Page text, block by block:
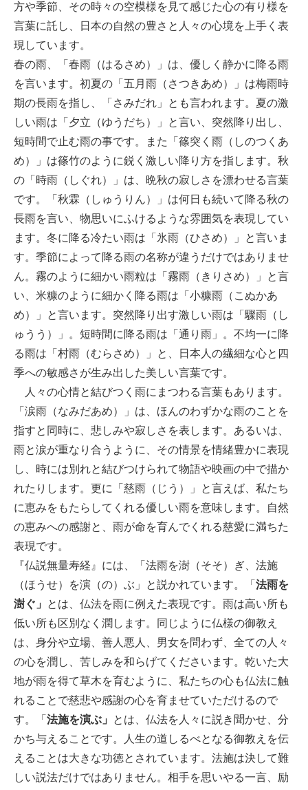
方や季節、その時々の空模様を見て感じた心の有り様を
言葉に託し、日本の自然の豊さと人々の心境を上手く表
現しています。
春の雨、「春雨（はるさめ）」は、優しく静かに降る雨
を言います。初夏の「五月雨（さつきあめ）」は梅雨時
期の長雨を指し、「さみだれ」とも言われます。夏の激
しい雨は「夕立（ゆうだち）」と言い、突然降り出し、
短時間で止む雨の事です。また「篠突く雨（しのつくあ
め）」は篠竹のように鋭く激しい降り方を指します。秋
の「時雨（しぐれ）」は、晩秋の寂しさを漂わせる言葉
です。「秋霖（しゅうりん）」は何日も続いて降る秋の
長雨を言い、物思いにふけるような雰囲気を表現してい
ます。冬に降る冷たい雨は「氷雨（ひさめ）」と言いま
す。季節によって降る雨の名称が違うだけではありませ
ん。霧のように細かい雨粒は「霧雨（きりさめ）」と言
い、米糠のように細かく降る雨は「小糠雨（こぬかあ
め）」と言います。突然降り出す激しい雨は「驟雨（し
ゅうう）」。短時間に降る雨は「通り雨」。不均一に降
る雨は「村雨（むらさめ）」と、日本人の繊細な心と四
季への敏感さが生み出した美しい言葉です。
人々の心情と結びつく雨にまつわる言葉もあります。
「涙雨（なみだあめ）」は、ほんのわずかな雨のことを
指すと同時に、悲しみや寂しさを表します。あるいは、
雨と涙が重なり合うように、その情景を情緒豊かに表現
し、時には別れと結びつけられて物語や映画の中で描か
れたりします。更に「慈雨（じう）」と言えば、私たち
に恵みをもたらしてくれる優しい雨を意味します。自然
の恵みへの感謝と、雨が命を育んでくれる慈愛に満ちた
表現です。
『仏説無量寿経』には、「法雨を澍（そそ）ぎ、法施
（ほうせ）を演（の）ぶ」と説かれています。「 法雨を
澍ぐ」
とは、仏法を雨に例えた表現です。雨は高い所も
低い所も区別なく潤します。同じように仏様の御教え
は、身分や立場、善人悪人、男女を問わず、全ての人々
の心を潤し、苦しみを和らげてくださいます。乾いた大
地が雨を得て草木を育むように、私たちの心も仏法に触
れることで慈悲や感謝の心を育ませていただけるので
す。「 法施を演ぶ」
とは、仏法を人々に説き聞かせ、分
かち与えることです。人生の道しるべとなる御教えを伝
えることは大きな功徳とされています。法施は決して難
しい説法だけではありません。相手を思いやる一言、励